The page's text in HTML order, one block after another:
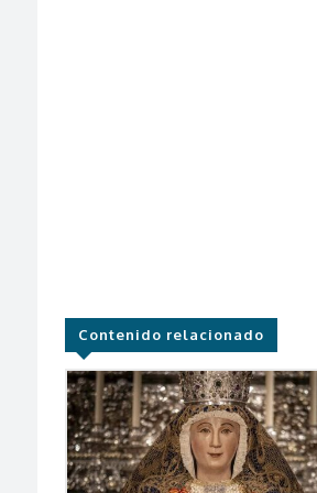
Contenido relacionado